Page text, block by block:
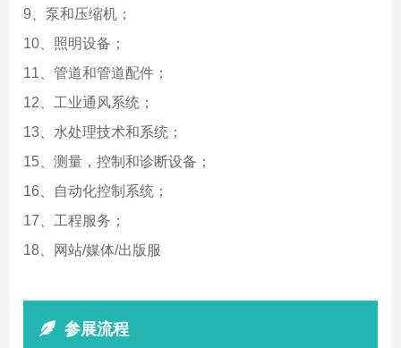
9、泵和压缩机；
10、照明设备；
11、管道和管道配件；
12、工业通风系统；
13、水处理技术和系统；
15、测量，控制和诊断设备；
16、自动化控制系统；
17、工程服务；
18、网站/媒体/出版服
参展流程